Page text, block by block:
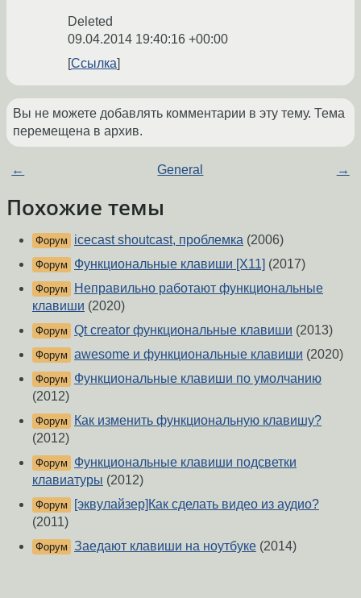
Deleted
09.04.2014 19:40:16 +00:00
Ссылка
Вы не можете добавлять комментарии в эту тему. Тема
перемещена в архив.
← General →
Похожие темы
Форум icecast shoutcast, проблемка (2006)
Форум Функциональные клавиши [X11] (2017)
Форум
Неправильно работают функциональные
клавиши (2020)
Форум Qt creator функциональные клавиши (2013)
Форум awesome и функциональные клавиши (2020)
Форум
Функциональные клавиши по умолчанию
(2012)
Форум
Как изменить функциональную клавишу?
(2012)
Форум
Функциональные клавиши подсветки
клавиатуры (2012)
Форум
[эквулайзер]Как сделать видео из аудио?
(2011)
Форум Заедают клавиши на ноутбуке (2014)